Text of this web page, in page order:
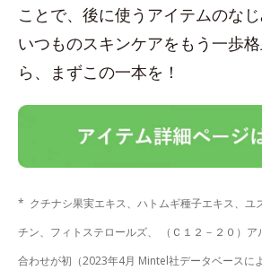
ことで、後に使うアイテムのなじ
いつものスキンケアをもう一歩
ら、まずこの一本を！
* クチナシ果実エキス、ハトムギ種子エキス、ユ
チン、フィトステロールズ、 （Ｃ１２－２０）
合わせが初（2023年4月 Mintel社データベースに